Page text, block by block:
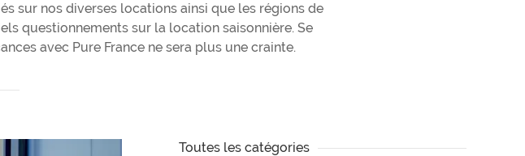
sur nos diverses locations ainsi que les régions de
questionnements sur la location saisonnière. Se
avec Pure France ne sera plus une crainte.
Toutes les catégories